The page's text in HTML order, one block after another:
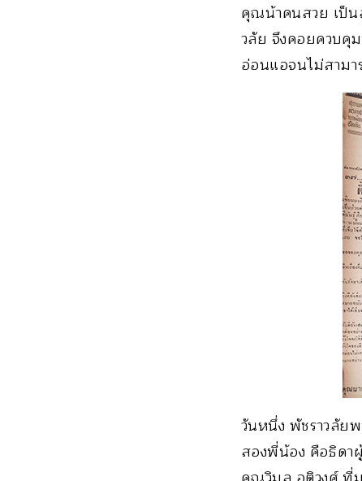
คุณน้าคนสวย เป็น
วลัย จึงคอยควบคุ
อ่อนแอจนไม่สามา
วันหนึ่ง พัชราวลัย
สองพี่น้อง คือธิดา